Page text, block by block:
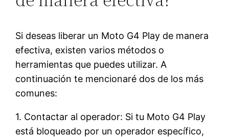
Si deseas liberar un Moto G4 Play de manera
efectiva, existen varios métodos o
herramientas que puedes utilizar. A
continuación te mencionaré dos de los más
comunes:
1. Contactar al operador: Si tu Moto G4 Play
está bloqueado por un operador específico,